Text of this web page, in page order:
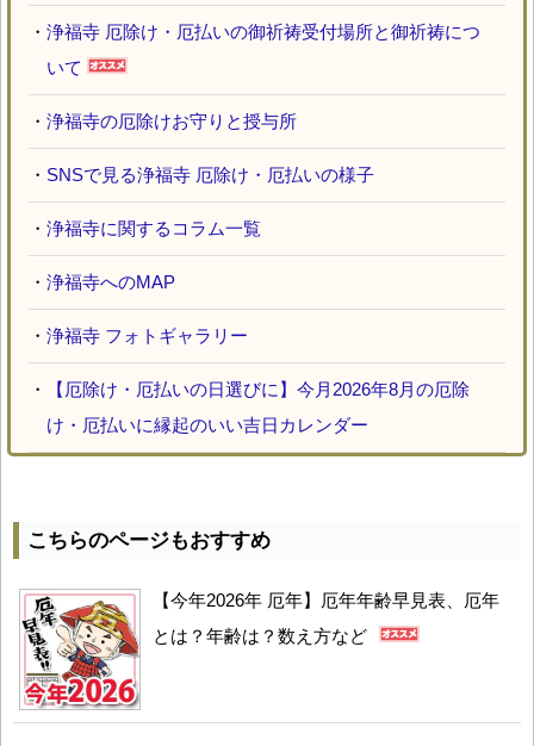
・ 浄福寺 厄除け・厄払いの御祈祷受付場所と御祈祷につ
いて
・ 浄福寺の厄除けお守りと授与所
・ SNSで見る浄福寺 厄除け・厄払いの様子
・ 浄福寺に関するコラム一覧
・ 浄福寺へのMAP
・ 浄福寺 フォトギャラリー
・
【厄除け・厄払いの日選びに】今月2026年8月の厄除
け・厄払いに縁起のいい吉日カレンダー
こちらのページもおすすめ
【今年2026年 厄年】厄年年齢早見表、厄年
とは？年齢は？数え方など